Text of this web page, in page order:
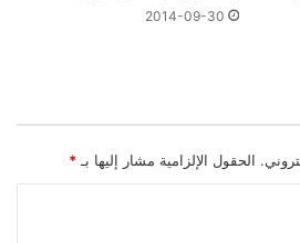
2014-09-30
الحقول الإلزامية مشار إليها بـ *